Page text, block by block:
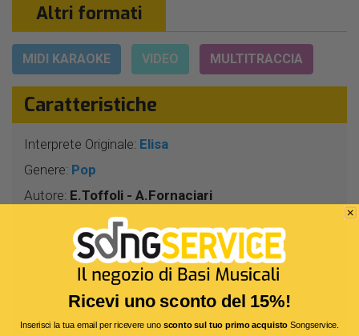
Altri formati
MIDI KARAOKE VIDEO MULTITRACCIA
Caratteristiche
Interprete Originale: Elisa
Genere: Pop
Autore: E.Toffoli - A.Fornaciari
4 Min 10 Sec
Segnatura:4/4
Tonalità:RE -
Bitrate:320 Kbit/s
Ricevi uno sconto del 15%!
Inserisci la tua email per ricevere uno sconto sul tuo primo acquistoSongservice.